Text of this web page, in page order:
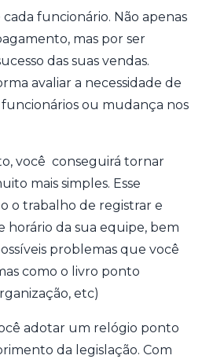
funcionário. Não apenas
mas por ser
das suas vendas.
avaliar a necessidade de
ou mudança nos
você conseguirá tornar
mais simples. Esse
o trabalho de registrar e
horário da sua equipe, bem
problemas que você
como o livro ponto
etc)
adotar um relógio ponto
da legislação. Com